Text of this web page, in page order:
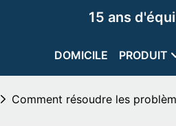
15 ans
DOMICILE PRODUIT
Comment résoudre les